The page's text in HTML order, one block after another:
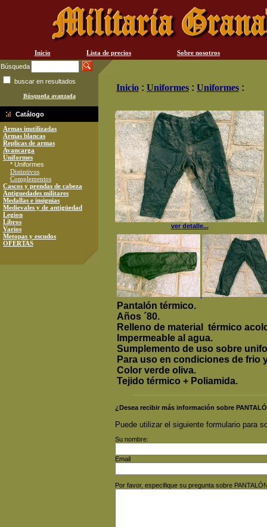
Inicio Lista de precios
Sobre nosotros
Búsqueda
buscar en resultados
Búsqueda avanzada
Catálogo
Armas inutilizadas
Armas blancas
Replicas de armas
Avancarga
Uniformes
* Uniformes
Distintivos
Complementos
Cascos y prendas de cabeza
Antiguedades militares
Medallas e insignias
Medievales y de antigüedad
Legion
Libros
Varios
Metopas y escudos
OFERTAS
Inicio : Uniformes : Uniformes :
ver detalle...
Pantalón térmico.
Años ´80.
Relleno de material térmico
Impermeable al agua.
Sumplemento de uso sobre
Para uso en condiciones de frio
Color verde oliva.
Tejido térmico + Poliamida.
¿Desea recibir más información sobre
Puede utilizar el siguiente formulario para
Su nombre:
Email
Por favor, especifique su pregunta sobre